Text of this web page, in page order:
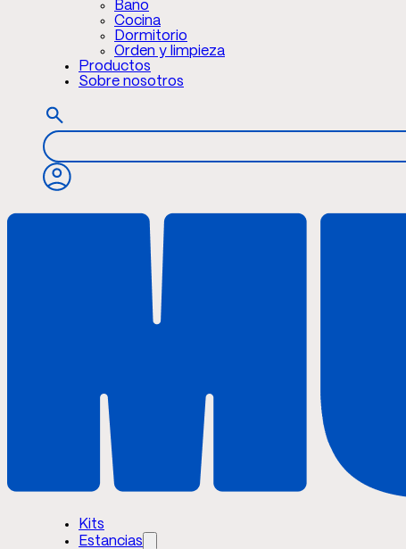
Baño
Cocina
Dormitorio
Orden y limpieza
Productos
Sobre nosotros
Kits
Estancias